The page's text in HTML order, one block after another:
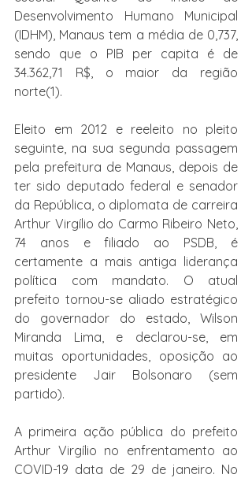
Desenvolvimento Humano Municipal
(IDHM), Manaus tem a média de 0,737,
sendo que o PIB per capita é de
34.362,71 R$, o maior da região
norte(1).
Eleito em 2012 e reeleito no pleito
seguinte, na sua segunda passagem
pela prefeitura de Manaus, depois de
ter sido deputado federal e senador
da República, o diplomata de carreira
Arthur Virgílio do Carmo Ribeiro Neto,
74 anos e filiado ao PSDB, é
certamente a mais antiga liderança
política com mandato. O atual
prefeito tornou-se aliado estratégico
do governador do estado, Wilson
Miranda Lima, e declarou-se, em
muitas oportunidades, oposição ao
presidente Jair Bolsonaro (sem
partido).
A primeira ação pública do prefeito
Arthur Virgílio no enfrentamento ao
COVID-19 data de 29 de janeiro. No